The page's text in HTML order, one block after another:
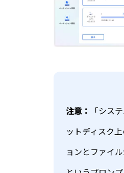
注意：
「シス
ットディスク
ョンとファイ